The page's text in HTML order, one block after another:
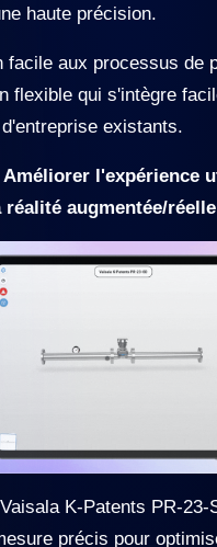
haute précision.
facile aux processus de
flexible qui s'intègre
existants.
Améliorer l'expérience
réalité augmentée/réelle
K-Patents PR-23-
précis pour